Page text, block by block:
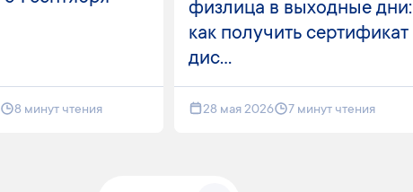
8 минут чтения
физлица в выходные дни:
как получить сертификат
дис...
28 мая 2026 7 минут чтения